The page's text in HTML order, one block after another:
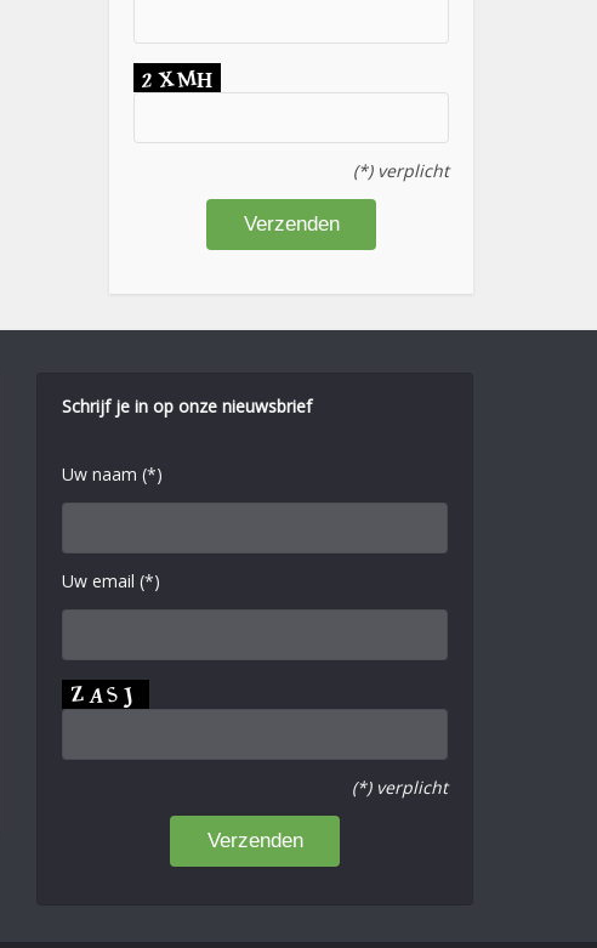
(*) verplicht
Schrijf je in op onze nieuwsbrief
Uw naam (*)
Uw email (*)
(*) verplicht